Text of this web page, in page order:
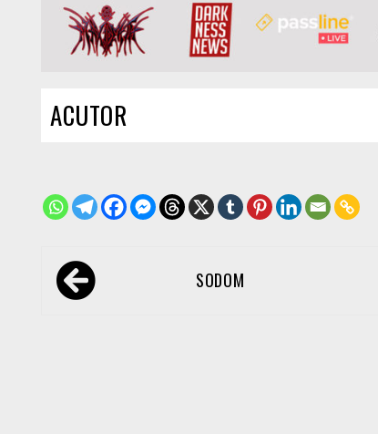
ACUTOR
Navegación
de SODOM